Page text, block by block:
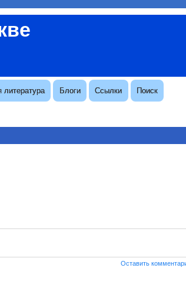
литература Блоги Ссылки Поиск
Оставить